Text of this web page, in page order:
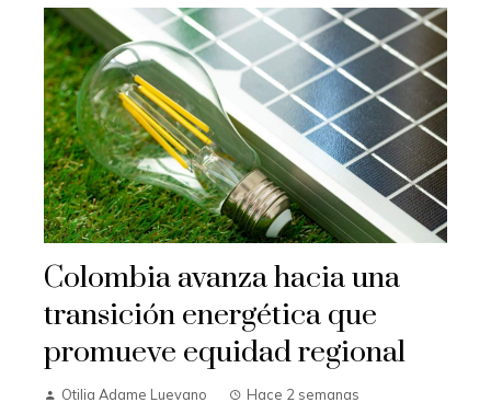
Colombia avanza hacia una
transición energética que
promueve equidad regional
Otilia Adame Luevano Hace 2 semanas